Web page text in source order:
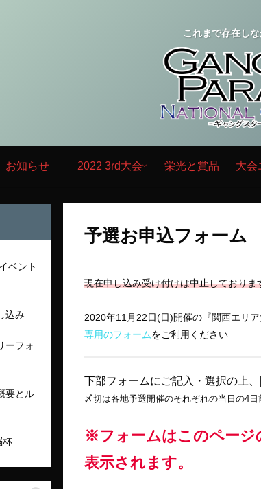
これまで存在し
お知らせ 2022 3rd大会 栄光と賞品 大会
予選お申込フォーム
現在申し込み受け付けは中止しておりま
2020年11月22日(日)開催の『関西エリ
専用のフォームをご利用ください
下部フォームにご記入・選択の上
〆切は各地予選開催のそれぞれの当日の4日
※フォームはこのペー
表示されます。
ベント
込み
ーフォ
要とル
杯